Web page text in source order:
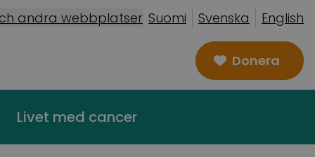
andra webbplatser Suomi Svenska English
Donera
Livet med cancer